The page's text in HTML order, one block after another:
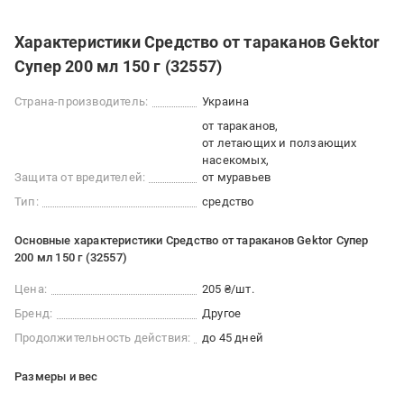
Характеристики Средство от тараканов Gektor
Супер 200 мл 150 г (32557)
Страна-производитель: Украина
Защита от вредителей:
от тараканов
от летающих и ползающих
насекомых
от муравьев
Тип:
средство
Основные характеристики Средство от тараканов Gektor Супер
200 мл 150 г (32557)
Цена:
205 ₴/шт.
Бренд:
Другое
Продолжительность действия:
до 45 дней
Размеры и вес